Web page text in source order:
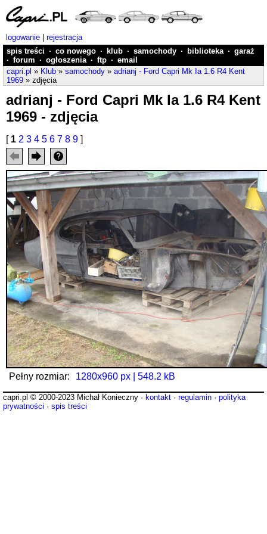
logowanie
rejestracja
spis treści · co nowego · klub · samochody · biblioteka · garaż
· forum · ogłoszenia · ftp · email
capri.pl » Klub » samochody » adrianj - Ford Capri Mk Ia 1.6 R4 Kent
1969 » zdjęcia
adrianj - Ford Capri Mk Ia 1.6 R4 Kent
1969 - zdjęcia
[ 1 2 3 4 5 6 7 8 9 ]
Pełny rozmiar: 1280x960 px | 548.2 kB
capri.pl © 2000-2023 Michał Konieczny · kontakt · regulamin · polityka
prywatności · spis treści